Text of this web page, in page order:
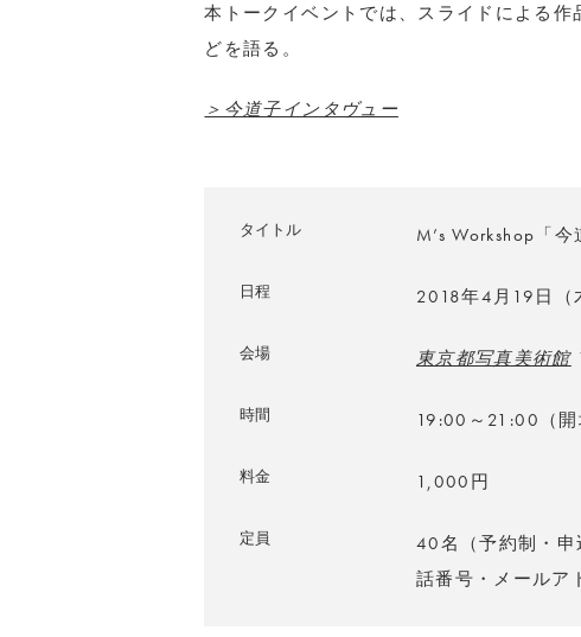
本トークイベントでは、スライドによる
どを語る。
＞今道子インタヴュー
タイトル M’s Workshop「
日程 2018年4月19日（
会場 東京都写真美術館
時間 19:00～21:00（開
料金 1,000円
定員 40名（予約制・申
話番号・メールア